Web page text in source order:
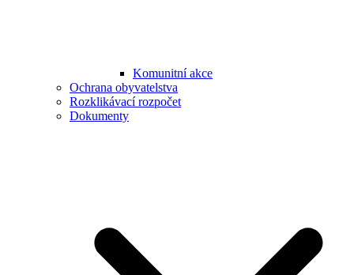
Komunitní akce
Ochrana obyvatelstva
Rozklikávací rozpočet
Dokumenty